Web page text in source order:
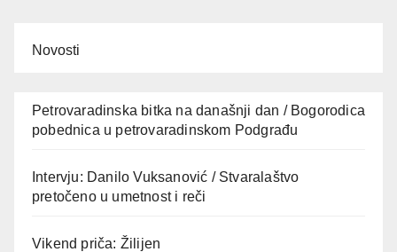
Novosti
Petrovaradinska bitka na današnji dan / Bogorodica
pobednica u petrovaradinskom Podgrađu
Intervju: Danilo Vuksanović / Stvaralaštvo
pretočeno u umetnost i reči
Vikend priča: Žilijen